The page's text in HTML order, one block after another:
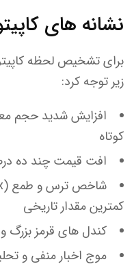
نشانه های
برای تشخیص لحظه
زیر توجه کرد:
افزایش شدید حجم
کوتاه
افت قیمت چند ده
کمترین مقدار تاریخی
کندل های قرمز بزرگ
موج اخبار منفی و